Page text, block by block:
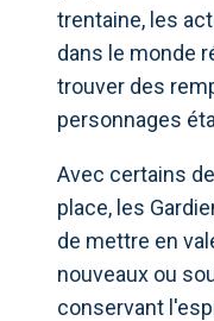
trentaine, les
dans le monde
trouver des
personnages
Avec certains
place, les
de mettre en
nouveaux ou
conservant